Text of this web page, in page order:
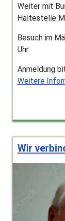
Weiter mit
Haltestelle
Besuch im
Uhr
Anmeldung
Weitere
Wir